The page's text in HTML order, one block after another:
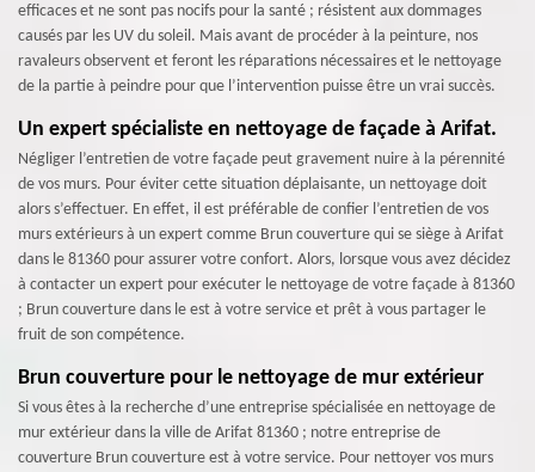
efficaces et ne sont pas nocifs pour la santé ; résistent aux dommages
causés par les UV du soleil. Mais avant de procéder à la peinture, nos
ravaleurs observent et feront les réparations nécessaires et le nettoyage
de la partie à peindre pour que l’intervention puisse être un vrai succès.
Un expert spécialiste en nettoyage de façade à Arifat.
Négliger l’entretien de votre façade peut gravement nuire à la pérennité
de vos murs. Pour éviter cette situation déplaisante, un nettoyage doit
alors s’effectuer. En effet, il est préférable de confier l’entretien de vos
murs extérieurs à un expert comme Brun couverture qui se siège à Arifat
dans le 81360 pour assurer votre confort. Alors, lorsque vous avez décidez
à contacter un expert pour exécuter le nettoyage de votre façade à 81360
; Brun couverture dans le est à votre service et prêt à vous partager le
fruit de son compétence.
Brun couverture pour le nettoyage de mur extérieur
Si vous êtes à la recherche d’une entreprise spécialisée en nettoyage de
mur extérieur dans la ville de Arifat 81360 ; notre entreprise de
couverture Brun couverture est à votre service. Pour nettoyer vos murs